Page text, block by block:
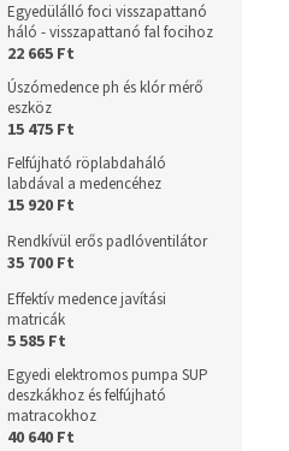
Egyedülálló foci visszapattanó
háló - visszapattanó fal focihoz
22 665 Ft
Úszómedence ph és klór mérő
eszköz
15 475 Ft
Felfújható röplabdaháló
labdával a medencéhez
15 920 Ft
Rendkívül erős padlóventilátor
35 700 Ft
Effektív medence javítási
matricák
5 585 Ft
Egyedi elektromos pumpa SUP
deszkákhoz és felfújható
matracokhoz
40 640 Ft